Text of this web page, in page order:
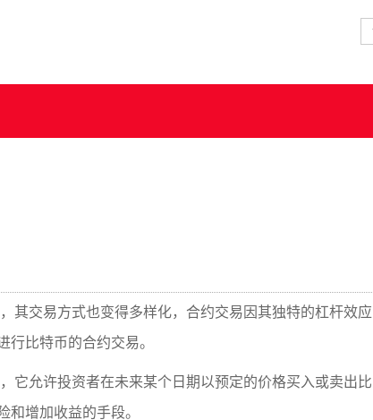
其交易方式也变得多样化，合约交易因其独特的杠杆效应
比特币的合约交易。
它允许投资者在未来某个日期以预定的价格买入或卖出比
增加收益的手段。